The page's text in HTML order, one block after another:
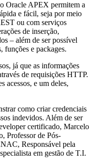
Oracle APEX permitem a
e fácil, seja por meio
ou com serviços
de inserção,
– além de ser possível
funções e packages.
já que as informações
de requisições HTTP.
acessos, e um deles,
como criar credenciais
indevidos. Além de ser
certificado, Marcelo
Professor de Pós-
Responsável pela
em gestão de T.I.